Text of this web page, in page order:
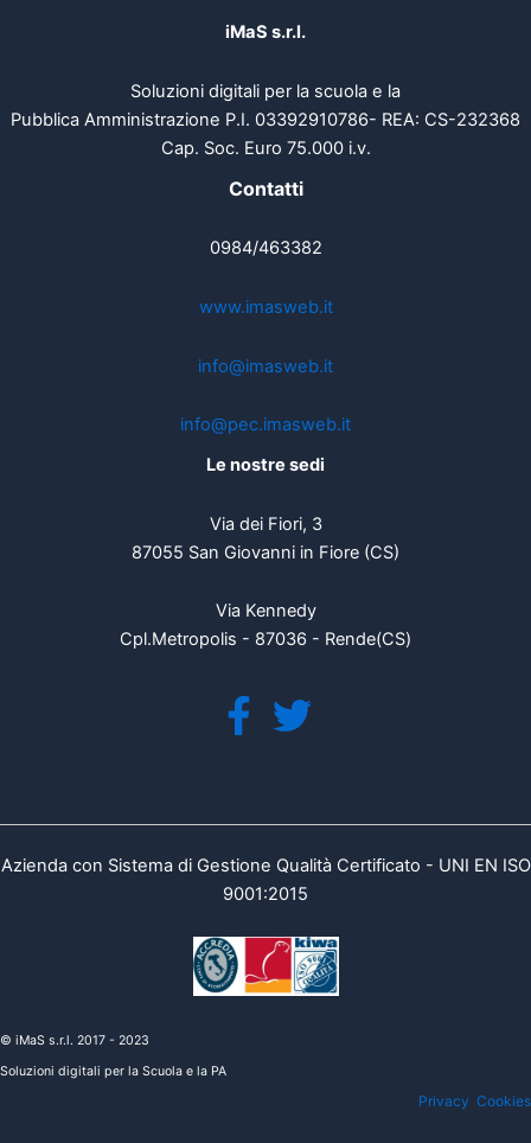
iMaS s.r.l.
Soluzioni digitali per la scuola e la
Pubblica Amministrazione P.I. 03392910786- REA: CS-232368
Cap. Soc. Euro 75.000 i.v.
Contatti
0984/463382
www.imasweb.it
info@imasweb.it
info@pec.imasweb.it
Le nostre sedi
Via dei Fiori, 3
87055 San Giovanni in Fiore (CS)
Via Kennedy
Cpl.Metropolis - 87036 - Rende(CS)
Azienda con Sistema di Gestione Qualità Certificato - UNI EN ISO
9001:2015
© iMaS s.r.l. 2017 - 2023
Soluzioni digitali per la Scuola e la PA
Privacy Cookies